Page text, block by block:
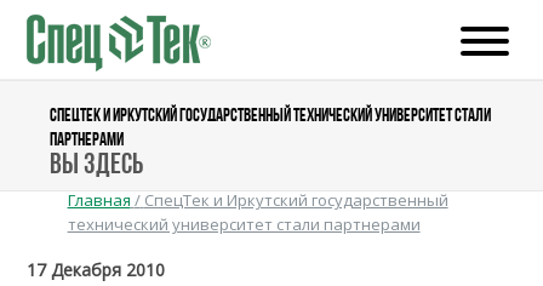
СПЕЦТЕК И ИРКУТСКИЙ ГОСУДАРСТВЕННЫЙ ТЕХНИЧЕСКИЙ УНИВЕРСИТЕТ СТАЛИ
ПАРТНЕРАМИ
Вы здесь
Главная / СпецТек и Иркутский государственный
технический университет стали партнерами
17 Декабря 2010